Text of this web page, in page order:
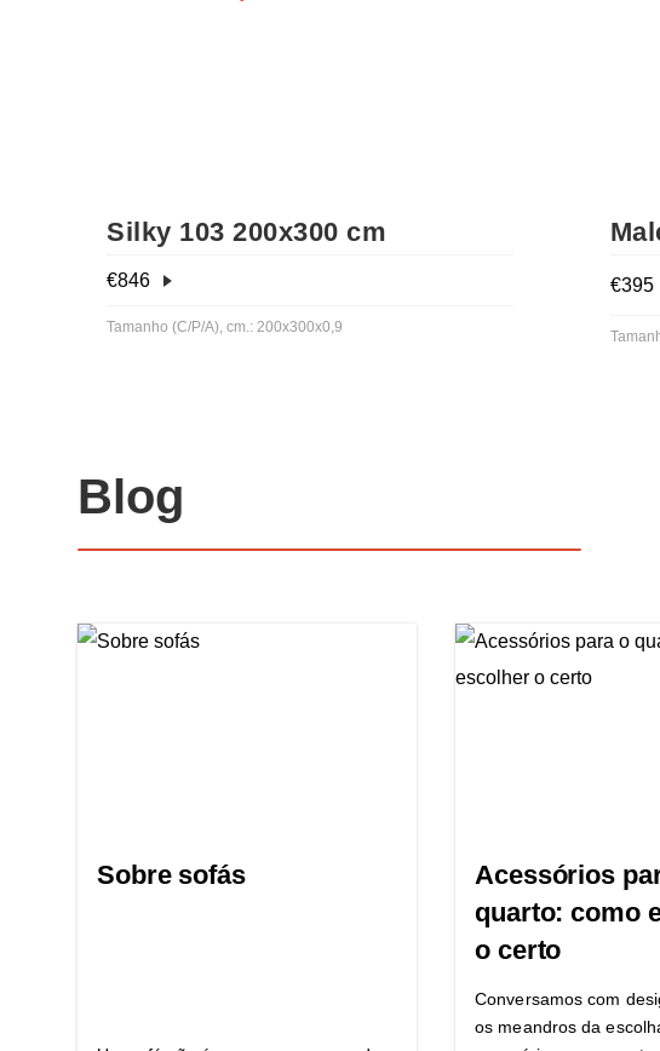
Silky 103 200x300 cm
€846
Tamanho (C/P/A), cm.: 200x300x0,9
€395
Blog
Sobre sofás
Acessórios
quarto: como
o certo
Conversamos com
os meandros da